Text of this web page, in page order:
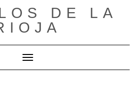
DE LA
Cambiar modo de navegación